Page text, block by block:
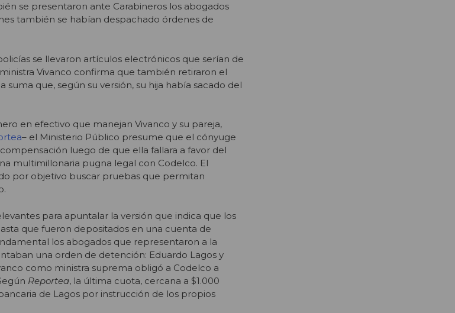
se presentaron ante Carabineros los abogados
también se habían despachado órdenes de
se llevaron artículos electrónicos que serían de
Vivanco confirma que también retiraron el
que, según su versión, su hija había sacado del
en efectivo que manejan Vivanco y su pareja,
– el Ministerio Público presume que el cónyuge
luego de que ella fallara a favor del
multimillonaria pugna legal con Codelco. El
por objetivo buscar pruebas que permitan
para apuntalar la versión que indica que los
que fueron depositados en una cuenta de
los abogados que representaron a la
una orden de detención: Eduardo Lagos y
como ministra suprema obligó a Codelco a
Reportea, la última cuota, cercana a $1.000
de Lagos por instrucción de los propios